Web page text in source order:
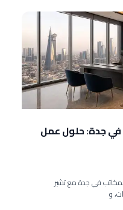
في جدة: حلول عمل
في جدة مع تشير
و